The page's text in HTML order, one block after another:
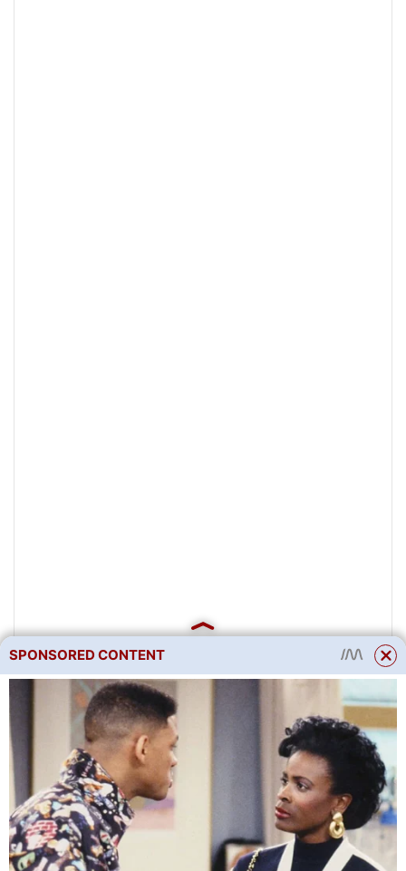
SPONSORED CONTENT